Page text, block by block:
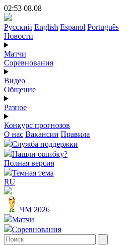
02:53 08.08
Русский English Espanol Português
Новости
Матчи
Соревнования
Видео
Общение
Разное
Конкурс прогнозов
О нас Вакансии Правила
Служба поддержки
Нашли ошибку?
Полная версия
Темная тема
RU
ЧМ 2026
Матчи
Соревнования